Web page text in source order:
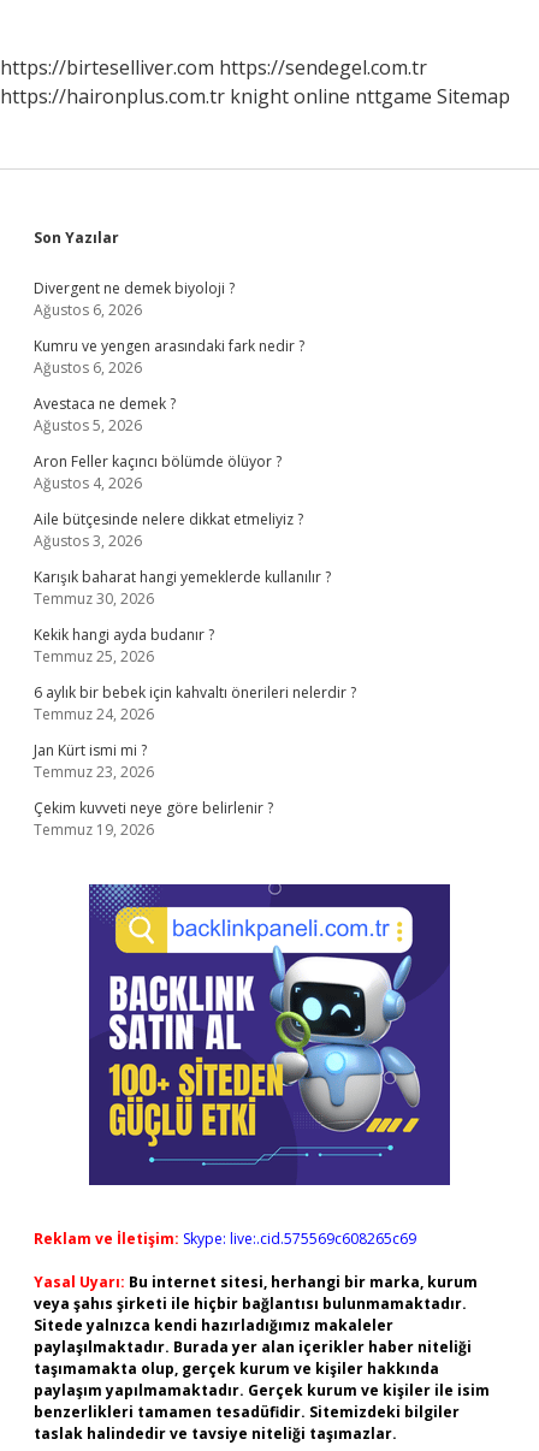
https://birteselliver.com https://sendegel.com.tr
https://haironplus.com.tr knight online nttgame Sitemap
Sidebar
Son Yazılar
Divergent ne demek biyoloji ?
Ağustos 6, 2026
Kumru ve yengen arasındaki fark nedir ?
Ağustos 6, 2026
Avestaca ne demek ?
Ağustos 5, 2026
Aron Feller kaçıncı bölümde ölüyor ?
Ağustos 4, 2026
Aile bütçesinde nelere dikkat etmeliyiz ?
Ağustos 3, 2026
Karışık baharat hangi yemeklerde kullanılır ?
Temmuz 30, 2026
Kekik hangi ayda budanır ?
Temmuz 25, 2026
6 aylık bir bebek için kahvaltı önerileri nelerdir ?
Temmuz 24, 2026
Jan Kürt ismi mi ?
Temmuz 23, 2026
Çekim kuvveti neye göre belirlenir ?
Temmuz 19, 2026
Reklam ve İletişim: Skype: live:.cid.575569c608265c69
Yasal Uyarı: Bu internet sitesi, herhangi bir marka, kurum
veya şahıs şirketi ile hiçbir bağlantısı bulunmamaktadır.
Sitede yalnızca kendi hazırladığımız makaleler
paylaşılmaktadır. Burada yer alan içerikler haber niteliği
taşımamakta olup, gerçek kurum ve kişiler hakkında
paylaşım yapılmamaktadır. Gerçek kurum ve kişiler ile isim
benzerlikleri tamamen tesadüfidir. Sitemizdeki bilgiler
taslak halindedir ve tavsiye niteliği taşımazlar.